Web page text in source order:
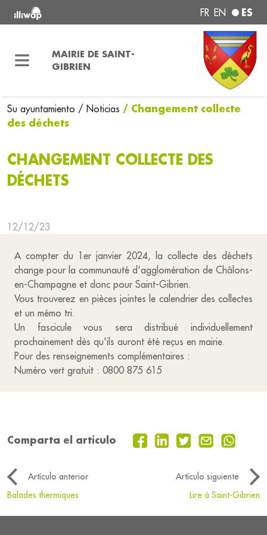
FR EN ES
MAIRIE DE SAINT-
GIBRIEN
Su ayuntamiento / Noticias / Changement collecte
des déchets
CHANGEMENT COLLECTE DES
DÉCHETS
12/12/23
A compter du 1er janvier 2024, la collecte des déchets
change pour la communauté d'agglomération de Châlons-
en-Champagne et donc pour Saint-Gibrien.
Vous trouverez en pièces jointes le calendrier des collectes
et un mémo tri.
Un fascicule vous sera distribué individuellement
prochainement dès qu'ils auront été reçus en mairie.
Pour des renseignements complémentaires :
Numéro vert gratuit : 0800 875 615
Comparta el artículo
Artículo anterior
Artículo siguiente
Balades thermiques
Lire à Saint-Gibrien